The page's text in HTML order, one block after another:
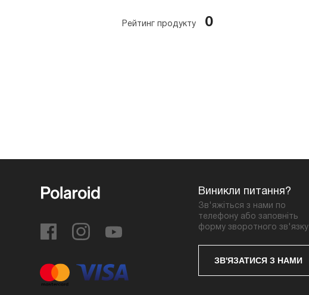
Рейтинг продукту 0
Виникли питання?
Зв'яжіться з нами по
телефону або заповніть
форму зворотного зв'язку
ЗВ'ЯЗАТИСЯ З НАМИ